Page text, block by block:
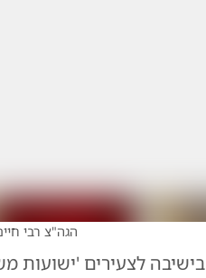
הגה"צ רבי
בישיבה לצעירים 'ישועות